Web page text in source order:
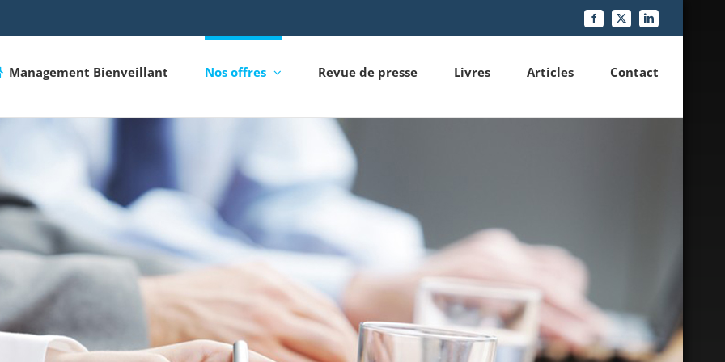
Facebook
X LinkedIn
Management Bienveillant Nos offres Revue de presse Livres Articles Contact